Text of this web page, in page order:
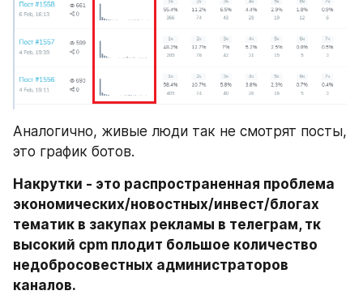
Аналогично, живые люди так не смотрят посты,
это график ботов.
Накрутки - это распространенная проблема
экономических/новостных/инвест/блогах
тематик в закупах рекламы в телеграм, тк
высокий cpm плодит большое количество
недобросовестных администраторов
каналов.